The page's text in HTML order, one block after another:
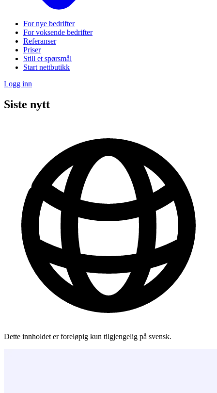
For nye bedrifter
For voksende bedrifter
Referanser
Priser
Still et spørsmål
Start nettbutikk
Logg inn
Siste nytt
Dette innholdet er foreløpig kun tilgjengelig på svensk.